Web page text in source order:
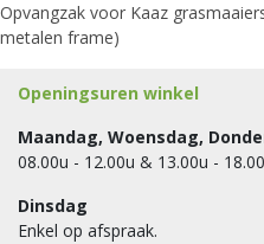
Opvangzak voor Kaaz
metalen frame)
Openingsuren winkel
Maandag, Woensdag,
08.00u - 12.00u & 13.00u -
Dinsdag
Enkel op afspraak.